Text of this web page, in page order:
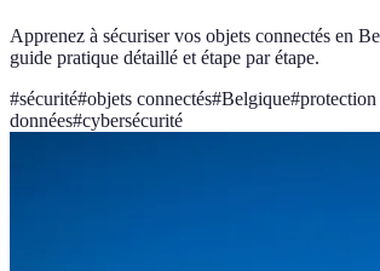
Apprenez à sécuriser vos objets connectés en
guide pratique détaillé et étape par étape.
#sécurité#objets connectés#Belgique#protection
données#cybersécurité